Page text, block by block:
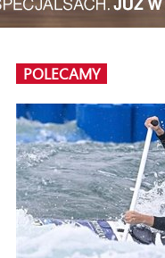
POLECAMY